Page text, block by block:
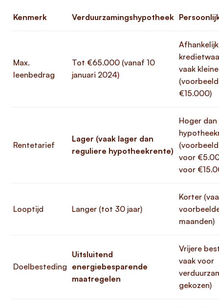
Kenmerk Verduurzamingshypotheek
Max.
leenbedrag
Tot €65.000 (vanaf 10
januari 2024)
vaak
€15.000)
Rentetarief
Lager (vaak lager dan
reguliere hypotheekrente)
Hoger dan
voor
voor
Looptijd Langer (tot 30 jaar)
Korter
maanden)
Doelbesteding
Uitsluitend
energiebesparende
maatregelen
Vrijere
vaak voor
gekozen)